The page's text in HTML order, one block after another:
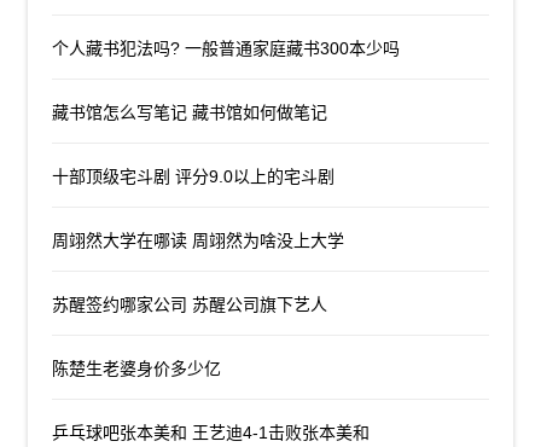
个人藏书犯法吗? 一般普通家庭藏书300本少吗
藏书馆怎么写笔记 藏书馆如何做笔记
十部顶级宅斗剧 评分9.0以上的宅斗剧
周翊然大学在哪读 周翊然为啥没上大学
苏醒签约哪家公司 苏醒公司旗下艺人
陈楚生老婆身价多少亿
乒乓球吧张本美和 王艺迪4-1击败张本美和